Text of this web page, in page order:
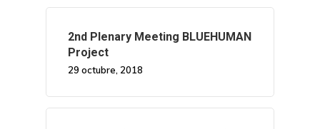
2nd Plenary Meeting BLUEHUMAN
Project
29 octubre, 2018